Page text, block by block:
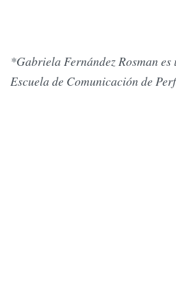
*Gabriela Fernández Rosman es
Escuela de Comunicación de